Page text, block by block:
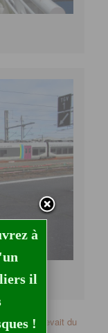
relevait du
à
il
!